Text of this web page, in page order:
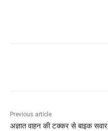
Previous article
अज्ञात वाहन की टक्कर से बाइक सवार